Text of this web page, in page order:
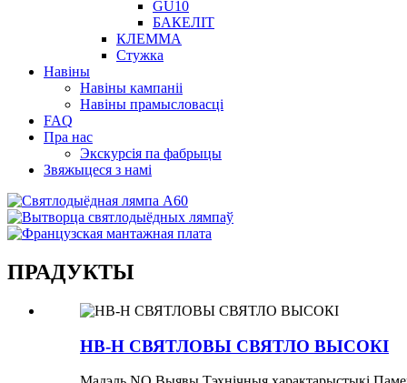
GU10
БАКЕЛІТ
КЛЕММА
Стужка
Навіны
Навіны кампаніі
Навіны прамысловасці
FAQ
Пра нас
Экскурсія па фабрыцы
Звяжыцеся з намі
ПРАДУКТЫ
HB-H СВЯТЛОВЫ СВЯТЛО ВЫСОКІ